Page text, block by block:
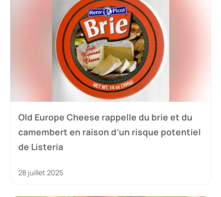
Old Europe Cheese rappelle du brie et du
camembert en raison d’un risque potentiel
de Listeria
28 juillet 2025